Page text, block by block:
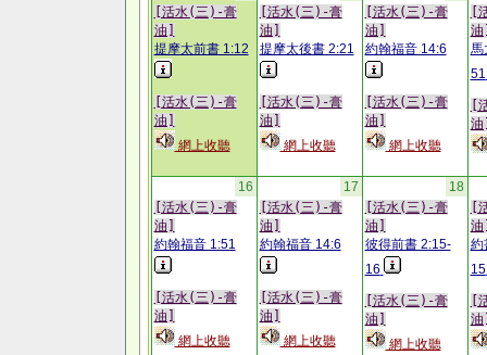
[活水(三)-膏
油]
提摩太前書 1:12
[活水(三)-膏
油]
網上收聽
[活水(三)-膏
油]
提摩太後書 2:21
[活水(三)-膏
油]
網上收聽
[活水(三)-膏
油]
約翰福音 14:6
[活水(三)-膏
油]
網上收聽
[
馬
51
[
16
[活水(三)-膏
油]
約翰福音 1:51
[活水(三)-膏
油]
網上收聽
17
[活水(三)-膏
油]
約翰福音 14:6
[活水(三)-膏
油]
網上收聽
18
[活水(三)-膏
油]
彼得前書 2:15-
16
[活水(三)-膏
油]
網上收聽
[
約
15
[